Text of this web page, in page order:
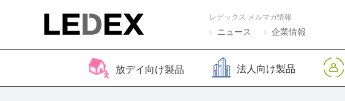
ニュース 企業情報
放デイ向け製品 法人向け製品
レデックス メルマガ情報